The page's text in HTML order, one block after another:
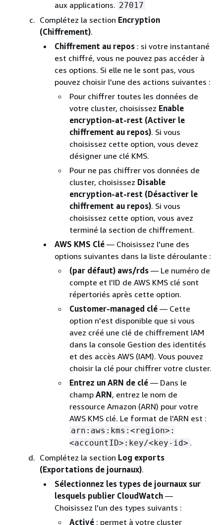
aux applications. 27017
Complétez la section Encryption
(Chiffrement).
Chiffrement au repos : si votre instantané
est chiffré, vous ne pouvez pas accéder à
ces options. Si elle ne le sont pas, vous
pouvez choisir l'une des actions suivantes :
Pour chiffrer toutes les données de
votre cluster, choisissez Enable
encryption-at-rest (Activer le
chiffrement au repos). Si vous
choisissez cette option, vous devez
désigner une clé KMS.
Pour ne pas chiffrer vos données de
cluster, choisissez Disable
encryption-at-rest (Désactiver le
chiffrement au repos). Si vous
choisissez cette option, vous avez
terminé la section de chiffrement.
AWS KMS Clé — Choisissez l'une des
options suivantes dans la liste déroulante :
(par défaut) aws/rds — Le numéro de
compte et l'ID de AWS KMS clé sont
répertoriés après cette option.
Customer-managed clé — Cette
option n'est disponible que si vous
avez créé une clé de chiffrement IAM
dans la console Gestion des identités
et des accès AWS (IAM). Vous pouvez
choisir la clé pour chiffrer votre cluster.
Entrez un ARN de clé — Dans le
champ ARN, entrez le nom de
ressource Amazon (ARN) pour votre
AWS KMS clé. Le format de l'ARN est :
arn:aws:kms:<region>:
<accountID>:key/<key-id> .
Complétez la section Log exports
(Exportations de journaux).
Sélectionnez les types de journaux sur
lesquels publier CloudWatch —
Choisissez l'un des types suivants :
Activé : permet à votre cluster